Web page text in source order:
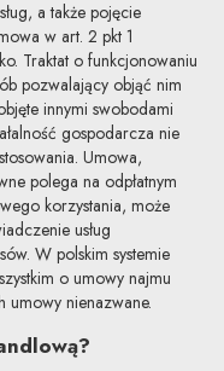
a także pojęcie
w art. 2 pkt 1
Traktat o funkcjonowaniu
pozwalający objąć nim
innymi swobodami
gospodarcza nie
Umowa,
polega na odpłatnym
korzystania, może
usług
W polskim systemie
o umowy najmu
nienazwane.